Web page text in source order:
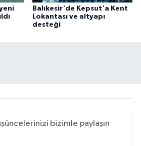
Balıkesir'de Kepsut'a Kent
Lokantası ve altyapı
desteği